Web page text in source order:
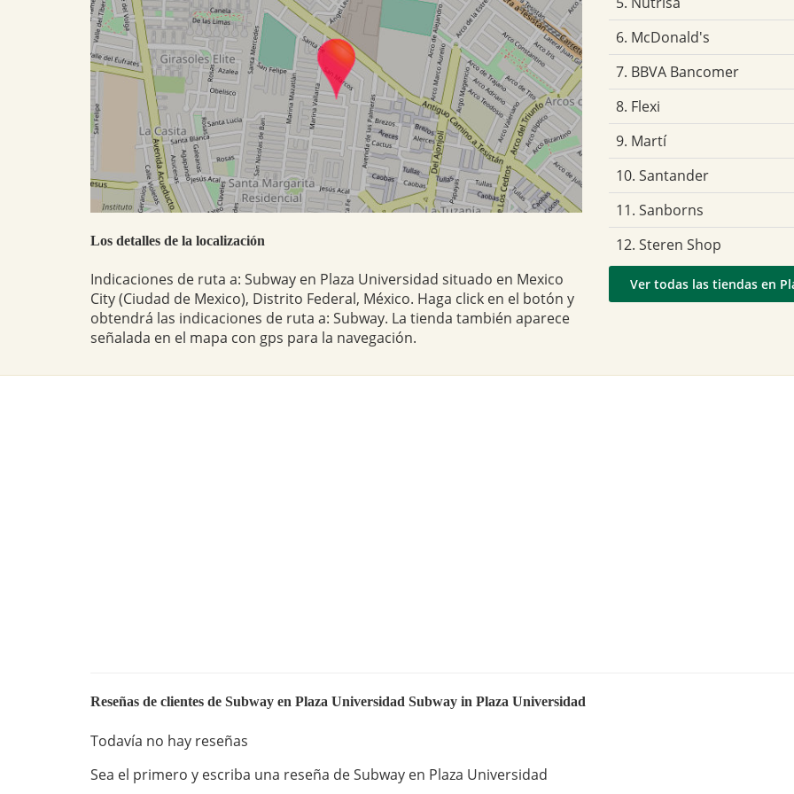
Los detalles de la localización
Indicaciones de ruta a: Subway en Plaza Universidad situado en Mexico
City (Ciudad de Mexico), Distrito Federal, México. Haga click en el botón y
obtendrá las indicaciones de ruta a: Subway. La tienda también aparece
señalada en el mapa con gps para la navegación.
6. McDonald's
7. BBVA Bancomer
8. Flexi
9. Martí
10. Santander
11. Sanborns
12. Steren Shop
Ver todas las tiendas en
Reseñas de clientes de Subway en Plaza Universidad Subway in Plaza Universidad
Todavía no hay reseñas
Sea el primero y escriba una reseña de Subway en Plaza Universidad